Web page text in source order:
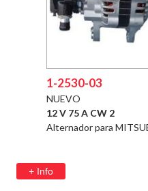
1-2530-03
NUEVO
12 V 75 A CW 2
Alternador para
+ Info